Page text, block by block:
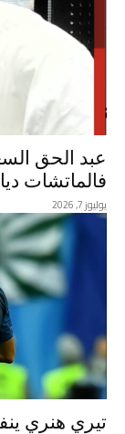
عبد الحق
فالماتشات
يوليوز 7, 2026
تيري هنري